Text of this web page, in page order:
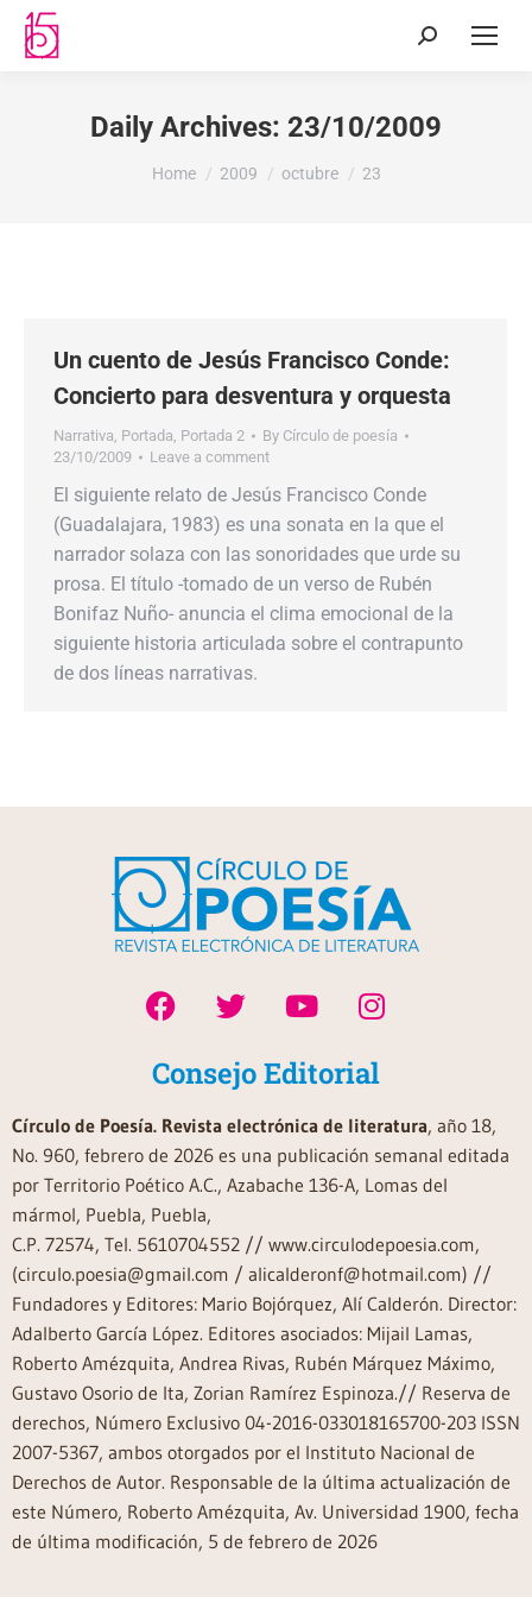
Daily Archives: 23/10/2009
You are here:
Home 2009 octubre 23
Un cuento de Jesús Francisco Conde:
Concierto para desventura y orquesta
Narrativa, Portada, Portada 2 By Círculo de poesía
23/10/2009
Leave a comment
El siguiente relato de Jesús Francisco Conde
(Guadalajara, 1983) es una sonata en la que el
narrador solaza con las sonoridades que urde su
prosa. El título -tomado de un verso de Rubén
Bonifaz Nuño- anuncia el clima emocional de la
siguiente historia articulada sobre el contrapunto
de dos líneas narrativas.
Consejo Editorial
Círculo de Poesía. Revista electrónica de literatura, año 18,
No. 960, febrero de 2026 es una publicación semanal editada
por Territorio Poético A.C., Azabache 136-A, Lomas del
mármol, Puebla, Puebla,
C.P. 72574, Tel. 5610704552 // www.circulodepoesia.com,
(circulo.poesia@gmail.com / alicalderonf@hotmail.com) //
Fundadores y Editores: Mario Bojórquez, Alí Calderón. Director:
Adalberto García López. Editores asociados: Mijail Lamas,
Roberto Amézquita, Andrea Rivas, Rubén Márquez Máximo,
Gustavo Osorio de Ita, Zorian Ramírez Espinoza.// Reserva de
derechos, Número Exclusivo 04-2016-033018165700-203 ISSN
2007-5367, ambos otorgados por el Instituto Nacional de
Derechos de Autor. Responsable de la última actualización de
este Número, Roberto Amézquita, Av. Universidad 1900, fecha
de última modificación, 5 de febrero de 2026